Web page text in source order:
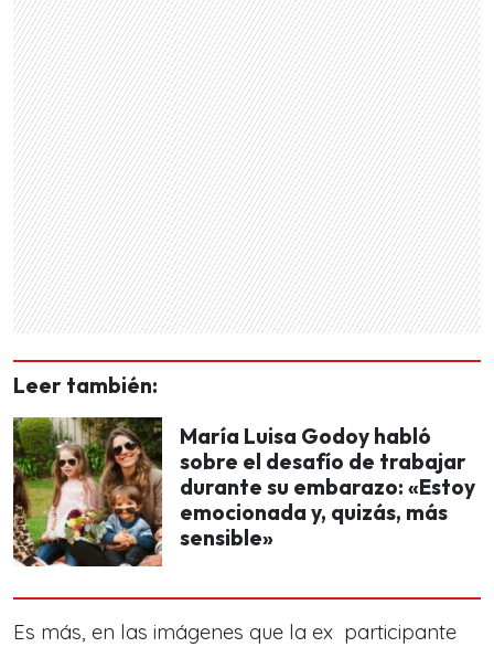
Leer también:
María Luisa Godoy habló
sobre el desafío de trabajar
durante su embarazo: «Estoy
emocionada y, quizás, más
sensible»
Es más, en las imágenes que la ex participante